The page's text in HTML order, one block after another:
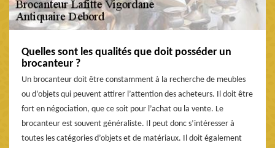
Quelles sont les qualités que doit posséder un
brocanteur ?
Un brocanteur doit être constamment à la recherche de meubles
ou d’objets qui peuvent attirer l’attention des acheteurs. Il doit être
fort en négociation, que ce soit pour l’achat ou la vente. Le
brocanteur est souvent généraliste. Il peut donc s’intéresser à
toutes les catégories d’objets et de matériaux. Il doit également